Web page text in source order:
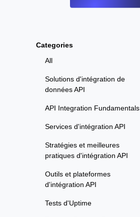
Categories
All
Solutions d'intégration de
données API
API Integration Fundamentals
Services d'intégration API
Stratégies et meilleures
pratiques d'intégration API
Outils et plateformes
d'intégration API
Tests d'Uptime